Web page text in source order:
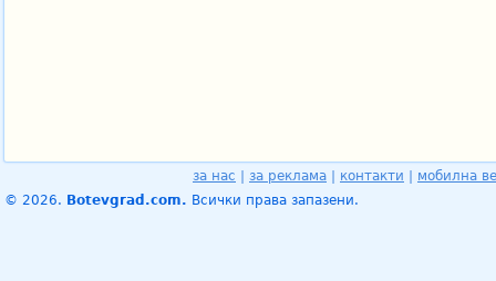
за нас за реклама контакти
мобилна
© 2026. Botevgrad.com. Всички права запазени.